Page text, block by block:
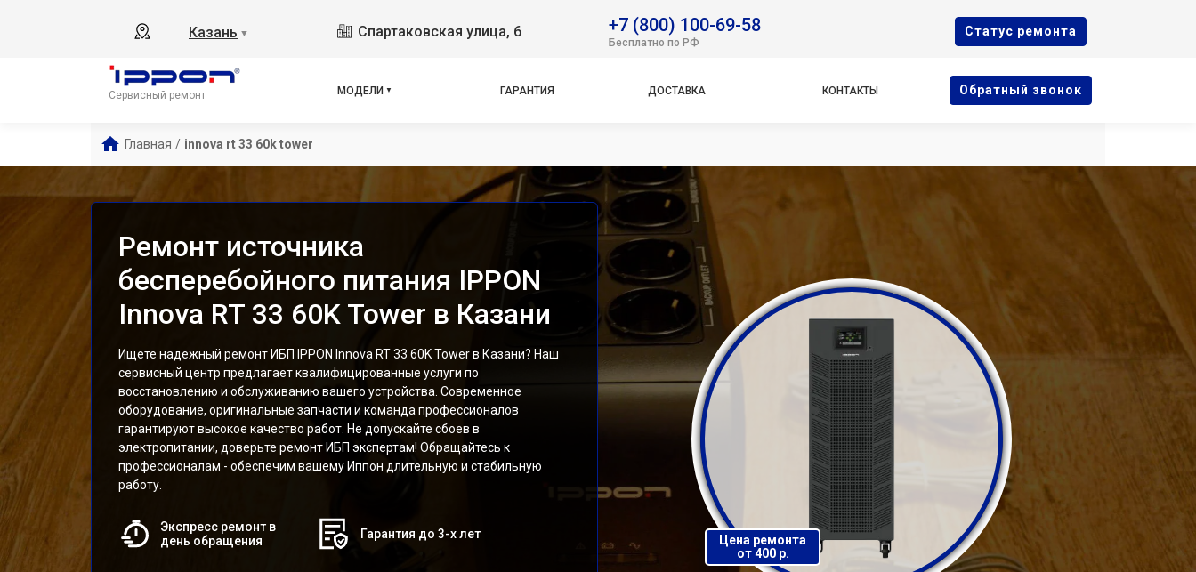
Казань ▼ Спартаковская улица, 6 +7 (800) 100-69-58
Бесплатно по РФ
Cтатус ремонта
Сервисный ремонт МОДЕЛИ
Back Basic 2200 Euro
Back Power Pro II 800
Innova RT 2000
ГАРАНТИЯ ДОСТАВКА КОНТАКТЫ Oбратный звонок
Главная / innova rt 33 60k tower
Ремонт источника
бесперебойного питания IPPON
Innova RT 33 60K Tower в Казани
Ищете надежный ремонт ИБП IPPON Innova RT 33 60K Tower в Казани? Наш
сервисный центр предлагает квалифицированные услуги по
восстановлению и обслуживанию вашего устройства. Современное
оборудование, оригинальные запчасти и команда профессионалов
гарантируют высокое качество работ. Не допускайте сбоев в
электропитании, доверьте ремонт ИБП экспертам! Обращайтесь к
профессионалам - обеспечим вашему Иппон длительную и стабильную
работу.
Экспресс ремонт в
день обращения
Гарантия до 3-х лет
Цена ремонта
от 400 р.